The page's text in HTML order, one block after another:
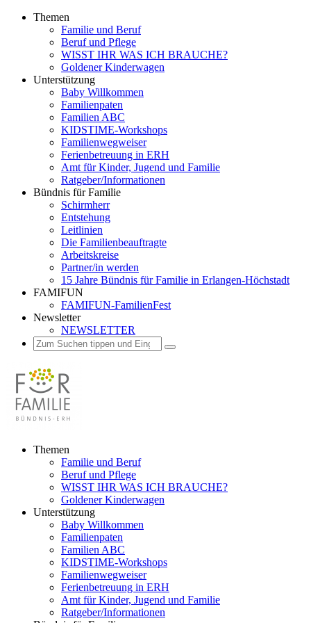
Themen
Familie und Beruf
Beruf und Pflege
WISST IHR WAS ICH BRAUCHE?
Goldener Kinderwagen
Unterstützung
Baby Willkommen
Familienpaten
Familien ABC
KIDSTIME-Workshops
Familienwegweiser
Ferienbetreuung in ERH
Amt für Kinder, Jugend und Familie
Ratgeber/Informationen
Bündnis für Familie
Schirmherr
Entstehung
Leitlinien
Die Familienbeauftragte
Arbeitskreise
Partner/in werden
15 Jahre Bündnis für Familie in Erlangen-Höchstadt
FAMIFUN
FAMIFUN-FamilienFest
Newsletter
NEWSLETTER
Suchen
Suchen
nach:
Suchen
Zum
Themen
Familie und Beruf
Beruf und Pflege
WISST IHR WAS ICH BRAUCHE?
Goldener Kinderwagen
Unterstützung
Baby Willkommen
Familienpaten
Familien ABC
KIDSTIME-Workshops
Familienwegweiser
Ferienbetreuung in ERH
Amt für Kinder, Jugend und Familie
Ratgeber/Informationen